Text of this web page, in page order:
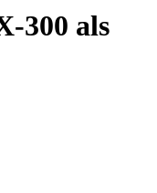
300 als